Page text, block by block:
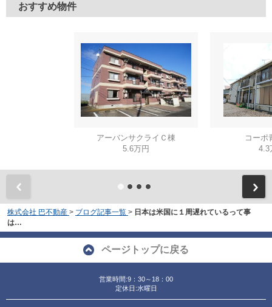
おすすめ物件
アーバンサクライＣ棟
5.6万円
コー
4.3
株式会社 巴不動産 > ブログ記事一覧 > 日本は米国に１周遅れているって事
は…
ページトップに戻る
営業時間:9：30～18：00
定休日:水曜日